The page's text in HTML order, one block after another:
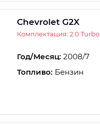
Chevrolet G2X
Комплектация: 2.0 Turbo
Год/Месяц: 2008/7
Топливо: Бензин